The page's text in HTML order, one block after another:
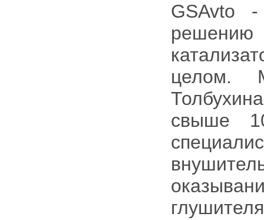
GSAvto
целом.
свыше